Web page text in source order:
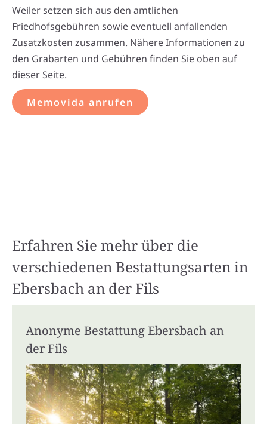
Weiler setzen sich aus den amtlichen
Friedhofsgebühren sowie eventuell anfallenden
Zusatzkosten zusammen. Nähere Informationen zu
den Grabarten und Gebühren finden Sie oben auf
dieser Seite.
Memovida anrufen
Erfahren Sie mehr über die
verschiedenen Bestattungsarten in
Ebersbach an der Fils
Anonyme Bestattung Ebersbach an
der Fils